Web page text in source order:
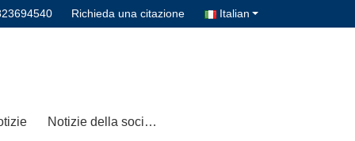
Richieda una citazione Italian
Notizie della società